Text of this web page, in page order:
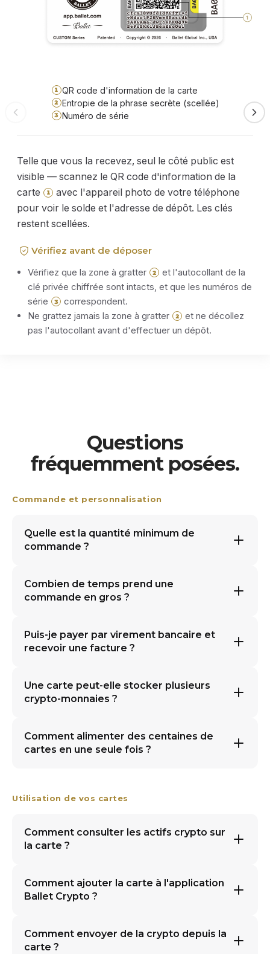
1 QR code d'information de la carte
2 Entropie de la phrase secrète (scellée)
3 Numéro de série
Telle que vous la recevez, seul le côté public est
visible — scannez le QR code d'information de la
carte
1
avec l'appareil photo de votre téléphone
pour voir le solde et l'adresse de dépôt. Les clés
restent scellées.
Vérifiez avant de déposer
Vérifiez que la zone à gratter
2
et l'autocollant de la
clé privée chiffrée sont intacts, et que les numéros de
série
3
correspondent.
Ne grattez jamais la zone à gratter
2
et ne décollez
pas l'autocollant avant d'effectuer un dépôt.
Questions
fréquemment posées.
Commande et personnalisation
Quelle est la quantité minimum de
commande ?
Combien de temps prend une
commande en gros ?
Puis-je payer par virement bancaire et
recevoir une facture ?
Une carte peut-elle stocker plusieurs
crypto-monnaies ?
Comment alimenter des centaines de
cartes en une seule fois ?
Utilisation de vos cartes
Comment consulter les actifs crypto sur
la carte ?
Comment ajouter la carte à l'application
Ballet Crypto ?
Comment envoyer de la crypto depuis la
carte ?